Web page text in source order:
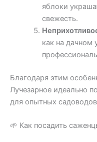
яблоки
свежесть.
как на дачном
Благодаря этим
Лучезарное идеально
для опытных
🌱 Как посадить